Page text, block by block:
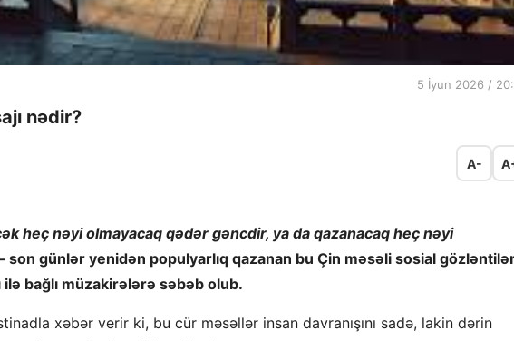
5 İyun 2026 /
nədir?
A-
heç nəyi olmayacaq qədər gəncdir, ya da qazanacaq heç nəyi
son günlər yenidən populyarlıq qazanan bu Çin məsəli sosial
ilə bağlı müzakirələrə səbəb olub.
xəbər verir ki, bu cür məsəllər insan davranışını sadə, lakin dərin